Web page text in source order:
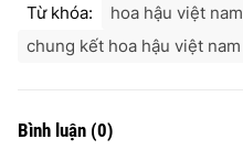
Từ khóa:
hoa hậu việt nam
chung kết hoa hậu việt nam
Bình luận (0)